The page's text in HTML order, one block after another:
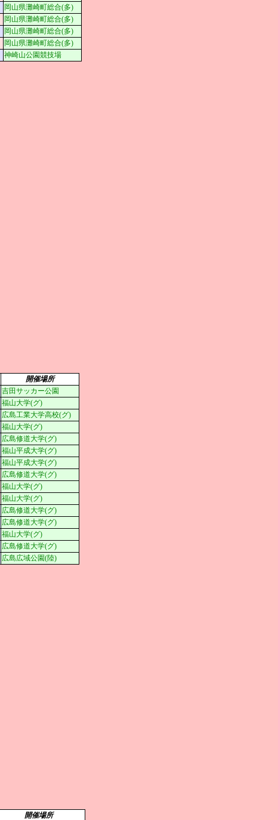
岡山県灘崎町総合(多)
岡山県灘崎町総合(多)
岡山県灘崎町総合(多)
岡山県灘崎町総合(多)
神崎山公園競技場
開催場所
吉田サッカー公園
福山大学(グ)
広島工業大学高校(グ)
福山大学(グ)
広島修道大学(グ)
福山平成大学(グ)
福山平成大学(グ)
広島修道大学(グ)
福山大学(グ)
福山大学(グ)
広島修道大学(グ)
広島修道大学(グ)
福山大学(グ)
広島修道大学(グ)
広島広域公園(陸)
開催場所